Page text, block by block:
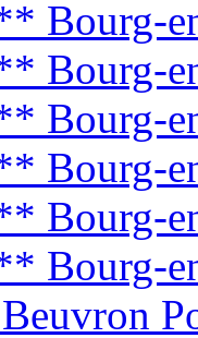
Bourg-
Bourg-
Bourg-
Bourg-
Bourg-
Bourg-